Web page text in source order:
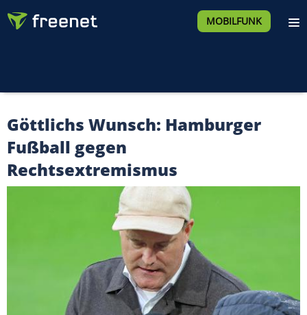
MOBILFUNK
Göttlichs Wunsch: Hamburger
Fußball gegen
Rechtsextremismus